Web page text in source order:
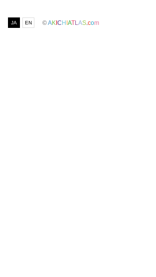
JA EN ©AK C H ATLAS.com